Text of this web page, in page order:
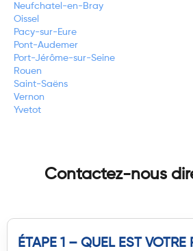
Neufchatel-en-Bray
Oissel
Pacy-sur-Eure
Pont-Audemer
Port-Jérôme-sur-Seine
Rouen
Saint-Saëns
Vernon
Yvetot
Contactez-nous
ÉTAPE 1 – QUEL EST VOTRE